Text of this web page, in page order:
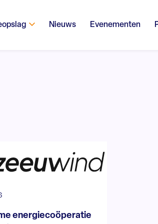
Nieuws Evenementen
energiecoöperatie